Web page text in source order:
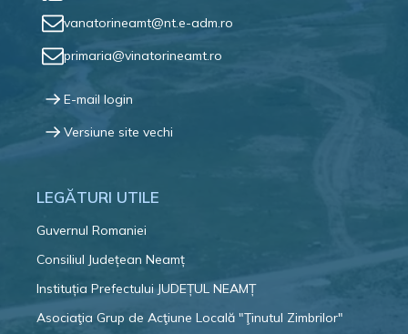
vanatorineamt@nt.e-adm.ro
primaria@vinatorineamt.ro
E-mail login
Versiune site vechi
LEGĂTURI UTILE
Guvernul Romaniei
Consiliul Județean Neamț
Instituția Prefectului JUDEȚUL NEAMȚ
Asociaţia Grup de Acţiune Locală "Ţinutul Zimbrilor"